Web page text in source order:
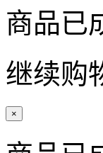
商品已
继续购
×